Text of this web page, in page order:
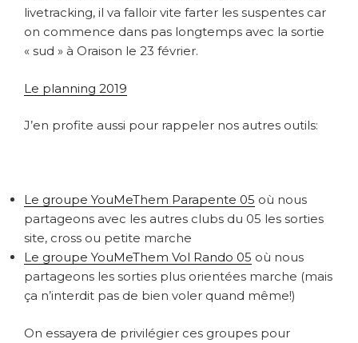
livetracking, il va falloir vite farter les suspentes car
on commence dans pas longtemps avec la sortie
« sud » à Oraison le 23 février.
Le planning 2019
J’en profite aussi pour rappeler nos autres outils:
Le groupe YouMeThem Parapente 05 où nous
partageons avec les autres clubs du 05 les sorties
site, cross ou petite marche
Le groupe YouMeThem Vol Rando 05 où nous
partageons les sorties plus orientées marche (mais
ça n’interdit pas de bien voler quand même!)
On essayera de privilégier ces groupes pour